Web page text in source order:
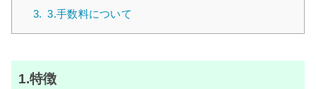
3. 3.手数料について
1.特徴